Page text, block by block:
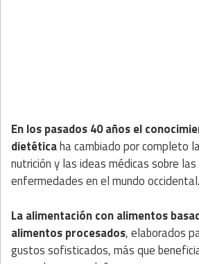
En los pasados 40 años el
dietéticaha cambiado por completo
nutrición y las ideas médicas sobre
enfermedades en el mundo occidental.
La alimentación con alimentos
alimentos procesados, elaborados
gustos sofisticados, más que